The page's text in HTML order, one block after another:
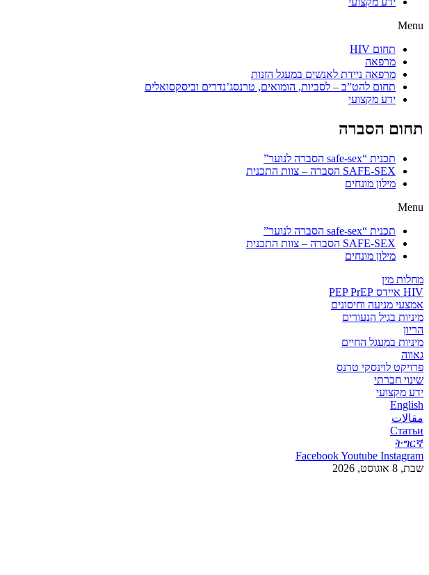
Menu
תחום HIV
מרפאה
מרפאה ניידת לאנשים במעגל הזנות
תחום להט”ב – לסביות, הומואים, טרנסג’נדרים וביסקסואלים
ידע מקצועי
תחום הסברה
תכנית “safe-sex הסברה לנוער”
SAFE-SEX הסברה – צוות התכנית
מילון מונחים
Menu
תכנית “safe-sex הסברה לנוער”
SAFE-SEX הסברה – צוות התכנית
מילון מונחים
מחלות מין
HIV איידס PEP PrEP
אמצעי מניעה וחיסונים
מיניות בגיל הנעורים
הריון
מיניות במעגל החיים
גאווה
פרויקט לוינסקי טרנס
שינוי חברתי
ידע מקצועי
English
مقالات
Статьи
ትግርኛ
FacebookYoutube Instagram
שבת, 8 אוגוסט, 2026